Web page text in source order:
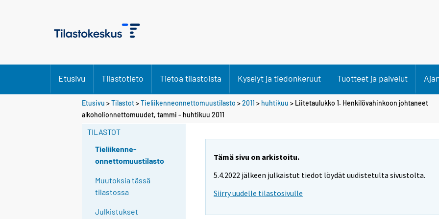
Etusivu Tilastotieto Tietoa tilastoista Kyselyt ja tiedonkeruut Tuotteet ja palvelut
Etusivu >Tilastot>Tieliikenneonnettomuustilasto >2011 > huhtikuu > Liitetaulukko 1. Henkilövahinkoon johtaneet
alkoholionnettomuudet, tammi - huhtikuu 2011
TILASTOT
Tieliikenne-
onnettomuustilasto
Muutoksia tässä
tilastossa
Julkistukset
Tämä sivu on arkistoitu.
5.4.2022 jälkeen julkaistut tiedot löydät uudistetulta sivustolta.
Siirry uudelle tilastosivulle